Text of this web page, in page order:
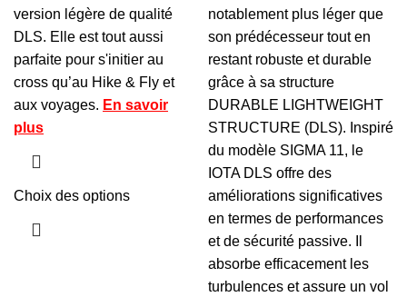
version légère de qualité
DLS. Elle est tout aussi
parfaite pour s'initier au
cross qu’au Hike & Fly et
aux voyages. En savoir
plus
Choix des options
notablement plus léger que
son prédécesseur tout en
restant robuste et durable
grâce à sa structure
DURABLE LIGHTWEIGHT
STRUCTURE (DLS). Inspiré
du modèle SIGMA 11, le
IOTA DLS offre des
améliorations significatives
en termes de performances
et de sécurité passive. Il
absorbe efficacement les
turbulences et assure un vol